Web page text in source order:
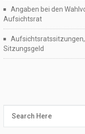
Angaben bei den
Aufsichtsrat
Sitzungsgeld